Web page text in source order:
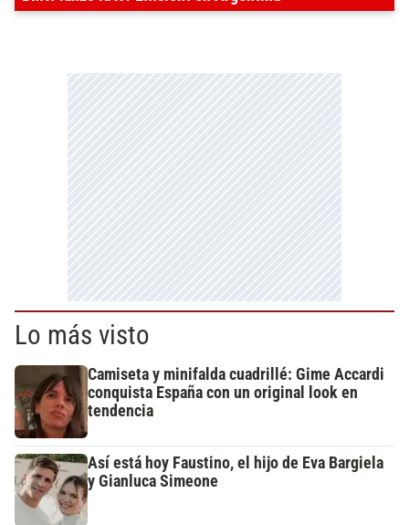
Lo más visto
Camiseta y minifalda cuadrillé: Gime Accardi
conquista España con un original look en
tendencia
Así está hoy Faustino, el hijo de Eva Bargiela
y Gianluca Simeone